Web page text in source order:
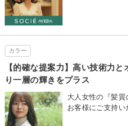
カラー
【的確な提案力】高い技術力
り一層の輝きをプラス
大人女性の『髪
お客様にご支持い